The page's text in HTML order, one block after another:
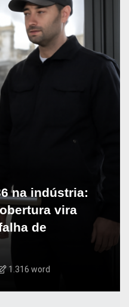
na indústria:
vira
de
1.316 word